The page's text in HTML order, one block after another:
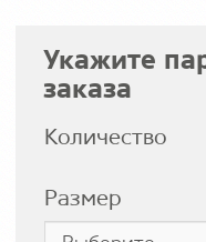
Укажите
заказа
Количество
Размер